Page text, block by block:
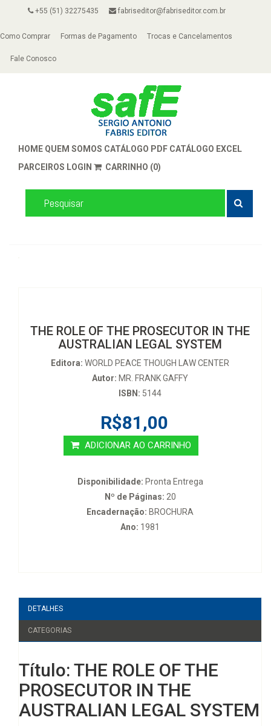
+55 (51) 32275435 fabriseditor@fabriseditor.com.br
Como Comprar Formas de Pagamento Trocas e Cancelamentos
Fale Conosco
HOME QUEM SOMOS CATÁLOGO PDF CATÁLOGO EXCEL
PARCEIROS LOGIN CARRINHO (0)
THE ROLE OF THE PROSECUTOR IN THE
AUSTRALIAN LEGAL SYSTEM
Editora: WORLD PEACE THOUGH LAW CENTER
Autor: MR. FRANK GAFFY
ISBN: 5144
R$81,00
ADICIONAR AO CARRINHO
Disponibilidade: Pronta Entrega
Nº de Páginas: 20
Encadernação: BROCHURA
Ano: 1981
DETALHES
CATEGORIAS
Título: THE ROLE OF THE
PROSECUTOR IN THE
AUSTRALIAN LEGAL SYSTEM